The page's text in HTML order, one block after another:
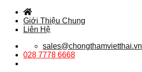
qua
Giới Thiệu Chung
Liên Hệ
sales@chongthamvietthai.vn
028 7778 6668